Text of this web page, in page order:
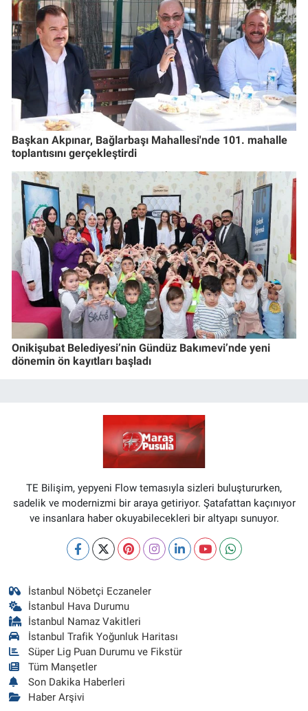
Başkan Akpınar, Bağlarbaşı Mahallesi'nde 101. mahalle
toplantısını gerçekleştirdi
Onikişubat Belediyesi’nin Gündüz Bakımevi’nde yeni
dönemin ön kayıtları başladı
TE Bilişim, yepyeni Flow temasıyla sizleri buluştururken,
sadelik ve modernizmi bir araya getiriyor. Şatafattan kaçınıyor
ve insanlara haber okuyabilecekleri bir altyapı sunuyor.
İstanbul Nöbetçi Eczaneler
İstanbul Hava Durumu
İstanbul Namaz Vakitleri
İstanbul Trafik Yoğunluk Haritası
Süper Lig Puan Durumu ve Fikstür
Tüm Manşetler
Son Dakika Haberleri
Haber Arşivi